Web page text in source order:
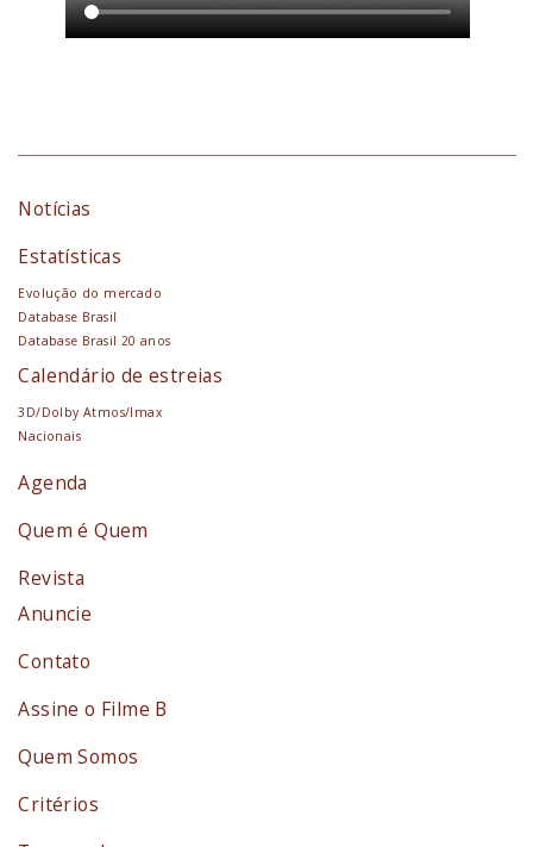
Notícias
Estatísticas
Evolução do mercado
Database Brasil
Database Brasil 20 anos
Calendário de estreias
3D/Dolby Atmos/Imax
Nacionais
Agenda
Quem é Quem
Revista
Anuncie
Contato
Assine o Filme B
Quem Somos
Critérios